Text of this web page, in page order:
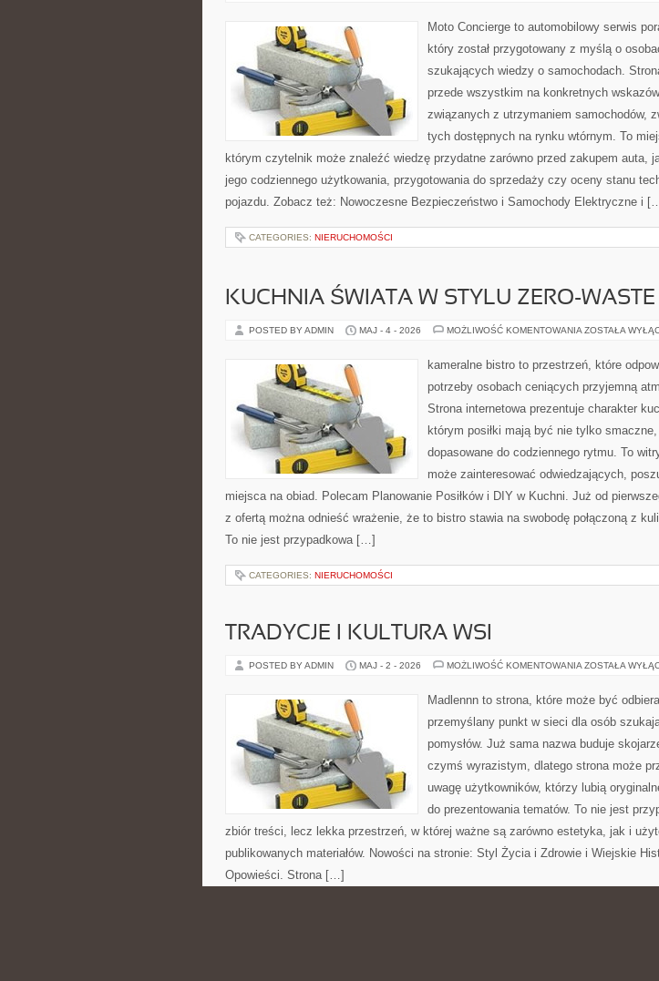
TECHNOLOGII
Moto Concierge to automobilowy serwis
który został przygotowany z myślą o
szukających wiedzy o samochodach.
przede wszystkim na konkretnych
związanych z utrzymaniem samochodów,
tych dostępnych na rynku wtórnym. To
którym czytelnik może znaleźć wiedzę przydatne zarówno przed zakupem auta,
jego codziennego użytkowania, przygotowania do sprzedaży czy oceny stanu
pojazdu. Zobacz też: Nowoczesne Bezpieczeństwo i Samochody Elektryczne i
CATEGORIES: NIERUCHOMOŚCI
KUCHNIA ŚWIATA W STYLU ZERO-WASTE
POSTED BY ADMIN MAJ - 4 - 2026 MOŻLIWOŚĆ KOMENTOWANIA KUCHNIA
STYLU
ZERO-
ZOSTAŁA
kameralne bistro to przestrzeń, które
potrzeby osobach ceniących przyjemną
Strona internetowa prezentuje charakter
którym posiłki mają być nie tylko
dopasowane do codziennego rytmu. To
może zainteresować odwiedzających,
miejsca na obiad. Polecam Planowanie Posiłków i DIY w Kuchni. Już od
z ofertą można odnieść wrażenie, że to bistro stawia na swobodę połączoną z
To nie jest przypadkowa […]
CATEGORIES: NIERUCHOMOŚCI
TRADYCJE I KULTURA WSI
POSTED BY ADMIN MAJ - 2 - 2026 MOŻLIWOŚĆ KOMENTOWANIA TRADYCJE
WSI
ZOSTAŁA
Madlennn to strona, które może być
przemyślany punkt w sieci dla osób
pomysłów. Już sama nazwa buduje
czymś wyrazistym, dlatego strona może
uwagę użytkowników, którzy lubią
do prezentowania tematów. To nie jest
zbiór treści, lecz lekka przestrzeń, w której ważne są zarówno estetyka, jak i
publikowanych materiałów. Nowości na stronie: Styl Życia i Zdrowie i Wiejskie
Opowieści. Strona […]